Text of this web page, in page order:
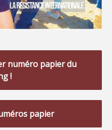
numéro papier du
!
papier